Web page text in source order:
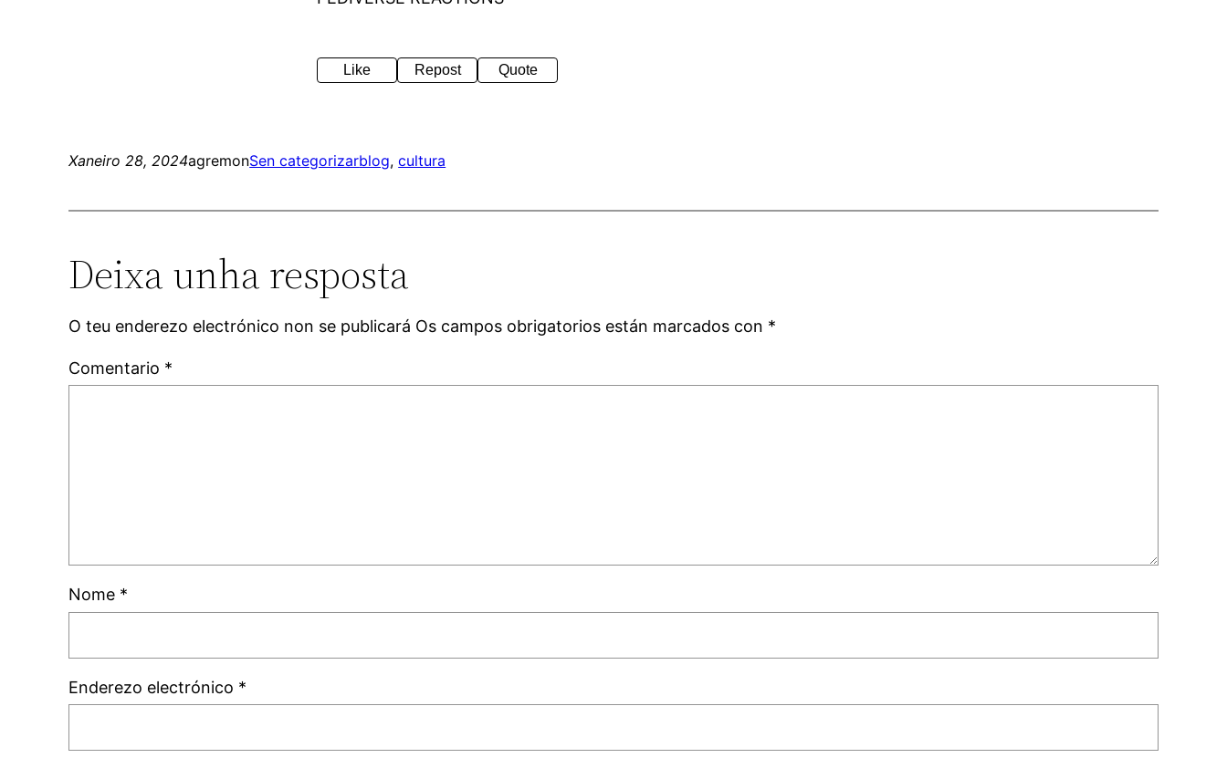
Like Repost Quote
Xaneiro 28, 2024agremonSen categorizarblog, cultura
Deixa unha resposta
O teu enderezo electrónico non se publicará Os campos obrigatorios están marcados con *
Comentario *
Nome *
Enderezo electrónico *